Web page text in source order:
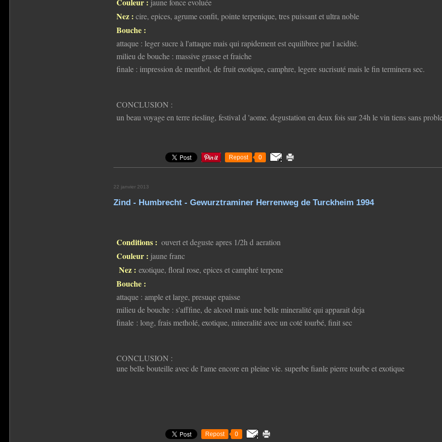
Nez : cire, epices, agrume confit, pointe terpenique, tres puissant et ultra noble
Bouche :
attaque : leger sucre à l'attaque mais qui rapidement est equilibree par l acidité.
milieu de bouche : massive grasse et fraiche
finale : impression de menthol, de fruit exotique, camphre, legere sucrisuté mais le fin terminera sec.
CONCLUSION :
un beau voyage en terre riesling, festival d 'aome. degustation en deux fois sur 24h le vin tiens sans
Repost 0
22 janvier 2013
Zind - Humbrecht - Gewurztraminer Herrenweg de Turckheim 1994
Conditions : ouvert et deguste apres 1/2h d aeration
Couleur : jaune franc
Nez : exotique, floral rose, epices et camphré terpene
Bouche :
attaque : ample et large, presuqe epaisse
milieu de bouche : s'afffine, de alcool mais une belle mineralité qui apparait deja
finale : long, frais metholé, exotique, mineralité avec un coté tourbé, finit sec
CONCLUSION :
une belle bouteille avec de l'ame encore en pleine vie. superbe fianle pierre tourbe et exotique
Repost 0